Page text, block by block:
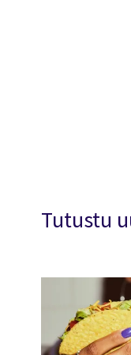
Tutustu